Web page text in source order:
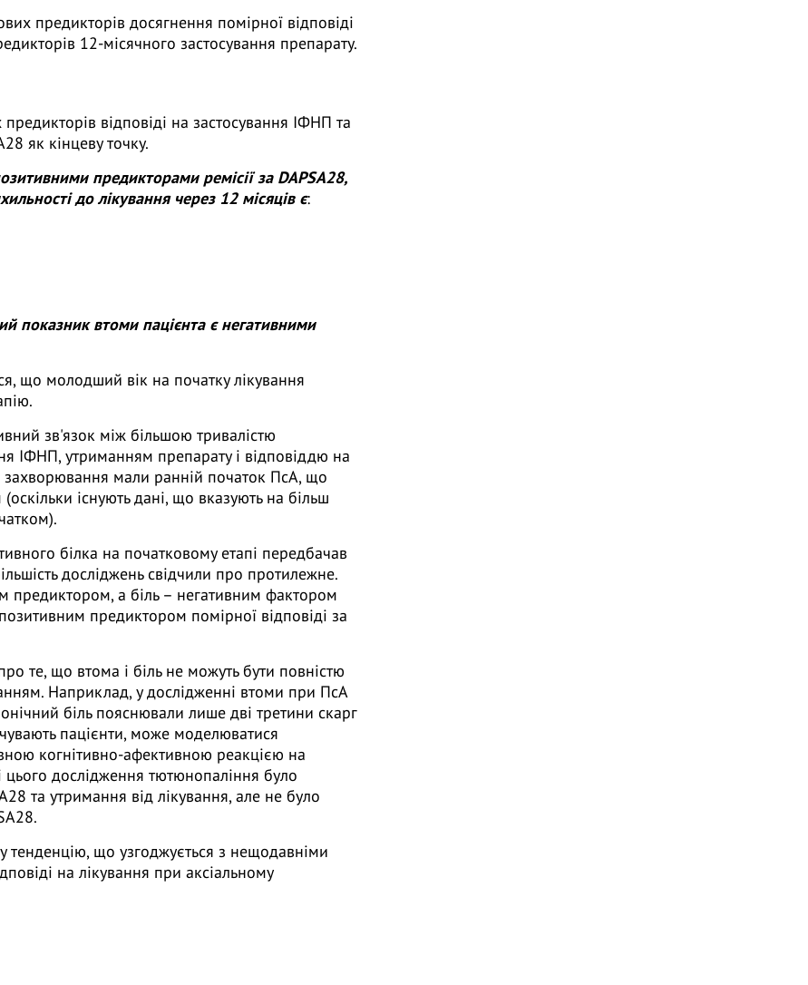
предикторів досягнення помірної відповіді
12-місячного застосування препарату.
відповіді на застосування ІФНП та
як кінцеву точку.
предикторами ремісії за DAPSA28,
до лікування через 12 місяців є:
показник втоми пацієнта є негативними
що молодший вік на початку лікування
зв'язок між більшою тривалістю
ІФНП, утриманням препарату і відповіддю на
захворювання мали ранній початок ПсА, що
існують дані, що вказують на більш
білка на початковому етапі передбачав
досліджень свідчили про протилежне.
предиктором, а біль – негативним фактором
предиктором помірної відповіді за
те, що втома і біль не можуть бути повністю
Наприклад, у дослідженні втоми при ПсА
біль пояснювали лише дві третини скарг
пацієнти, може моделюватися
когнітивно-афективною реакцією на
цього дослідження тютюнопаління було
та утримання від лікування, але не було
тенденцію, що узгоджується з нещодавніми
на лікування при аксіальному